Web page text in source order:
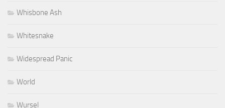
Whisbone Ash
Whitesnake
Widespread Panic
World
Wursel